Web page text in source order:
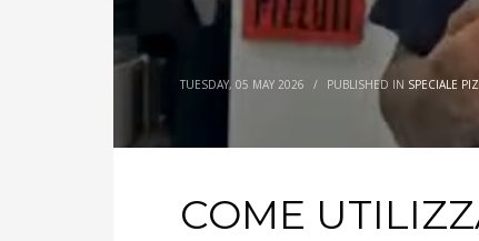
TUESDAY, 05 MAY 2026 / PUBLISHED IN SPECIALE
COME